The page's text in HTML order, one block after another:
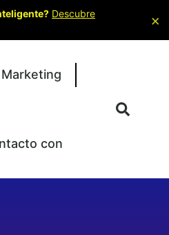
Marketing
con
Descubre
×